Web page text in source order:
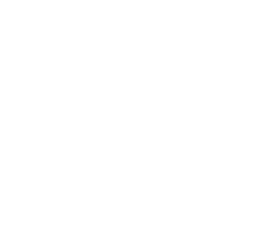
dedicato per ogni
della sede centrale.
e stornare il pagamento.